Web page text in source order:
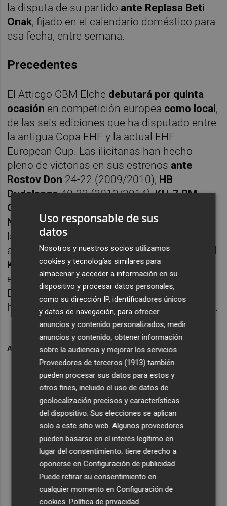
la disputa de su partido ante Replasa Beti
Onak, fijado en el calendario doméstico para
esa fecha, entre semana.
Precedentes
El Atticgo CBM Elche debutará por quinta
ocasión en competición europea como local,
de las seis ediciones que ha disputado entre
la antigua Copa EHF y la actual EHF
European Cup. Las ilicitanas han hecho
pleno de victorias en sus estrenos ante
Rostov Don 24-22 (2009/2010), HB
Dudelange40-22 (2013/2014),KH-7 BM
Granollers
Nis
33-23 (2022/2023). La única ocasión en
la que el conjunto franjiverde empezó su
andadura europea como visitante fue ante el
KA/POR, y ganó 18-22 su partido. La
eliminatoria del debut se jugó íntegra en
Elche, como ante luxemburguesas y serbias
hace diez y una campañas, respectivamente.
ARCHIVADO EN BALONMANO ELCHE
Uso responsable de sus
datos
Nosotros y nuestros socios utilizamos
cookies y tecnologías similares para
almacenar y acceder a información en su
dispositivo y procesar datos personales,
como su dirección IP, identificadores únicos
y datos de navegación, para ofrecer
anuncios y contenido personalizados, medir
anuncios y contenido, obtener información
sobre la audiencia y mejorar los servicios.
Proveedores de terceros (1913) también
pueden procesar sus datos para estos y
otros fines, incluido el uso de datos de
geolocalización precisos y características
del dispositivo. Sus elecciones se aplican
solo a este sitio web. Algunos proveedores
pueden basarse en el interés legítimo en
lugar del consentimiento; tiene derecho a
oponerse enConfiguración de publicidad
Puede retirar su consentimiento en
cualquier momento enConfiguración de
cookies .Política de privacidad